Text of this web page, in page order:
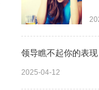
领导瞧不起你的表现
2025-04-12